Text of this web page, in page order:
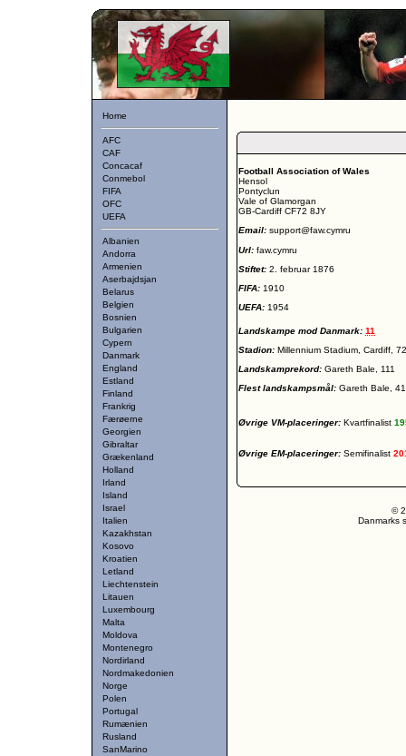
Home
AFC
CAF
Concacaf
Conmebol
FIFA
OFC
UEFA
Albanien
Andorra
Armenien
Aserbajdsjan
Belarus
Belgien
Bosnien
Bulgarien
Cypern
Danmark
England
Estland
Finland
Frankrig
Færøerne
Georgien
Gibraltar
Grækenland
Holland
Irland
Island
Israel
Italien
Kazakhstan
Kosovo
Kroatien
Letland
Liechtenstein
Litauen
Luxembourg
Malta
Moldova
Montenegro
Nordirland
Nordmakedonien
Norge
Polen
Portugal
Rumænien
Rusland
SanMarino
Football Association of Wales
Hensol
Pontyclun
Vale of Glamorgan
GB-Cardiff CF72 8JY
Email: support@faw.cymru
Url: faw.cymru
Stiftet: 2. februar 1876
FIFA: 1910
UEFA: 1954
Landskampe mod Danmark: 11
Stadion: Millennium Stadium, Cardiff,
Landskamprekord: Gareth Bale, 111
Flest landskampsmål: Gareth Bale, 41
Øvrige VM-placeringer: Kvartfinalist
Øvrige EM-placeringer: Semifinalist
©
Danmarks